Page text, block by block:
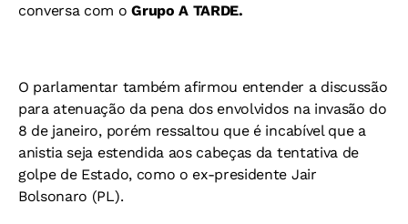
conversa com oGrupo A TARDE.
O parlamentar também afirmou entender a discussão
para atenuação da pena dos envolvidos na invasão do
8 de janeiro, porém ressaltou que é incabível que a
anistia seja estendida aos cabeças da tentativa de
golpe de Estado, como o ex-presidente Jair
Bolsonaro (PL).